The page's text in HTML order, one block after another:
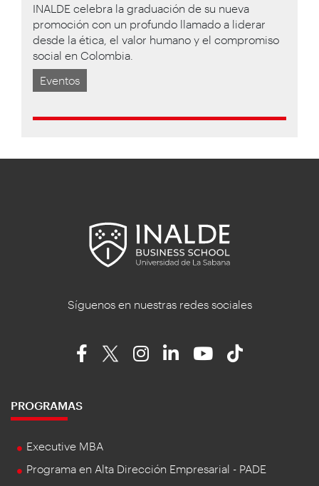
INALDE celebra la graduación de su nueva
promoción con un profundo llamado a liderar
desde la ética, el valor humano y el compromiso
social en Colombia.
Eventos
Síguenos en nuestras redes sociales
PROGRAMAS
Executive MBA
Programa en Alta Dirección Empresarial - PADE